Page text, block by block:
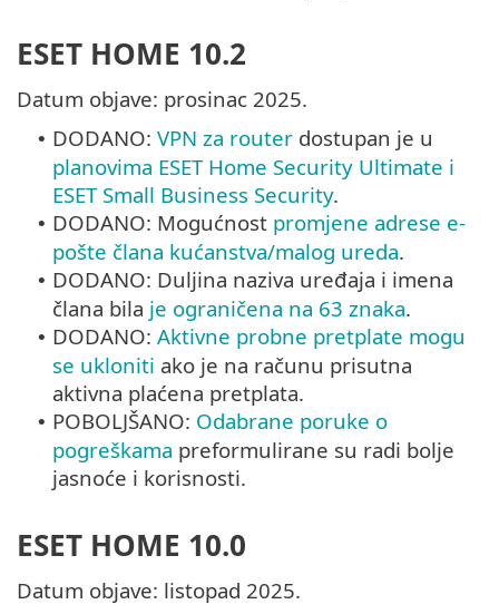
ESET HOME 10.2
Datum objave: prosinac 2025.
• DODANO: VPN za router dostupan je u
planovima ESET Home Security Ultimate i
ESET Small Business Security.
• DODANO: Mogućnost promjene adrese e-
pošte člana kućanstva/malog ureda.
• DODANO: Duljina naziva uređaja i imena
člana bila je ograničena na 63 znaka.
• DODANO: Aktivne probne pretplate mogu
se ukloniti ako je na računu prisutna
aktivna plaćena pretplata.
• POBOLJŠANO: Odabrane poruke o
pogreškama preformulirane su radi bolje
jasnoće i korisnosti.
ESET HOME 10.0
Datum objave: listopad 2025.